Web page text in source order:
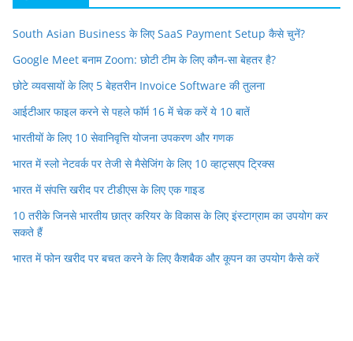
South Asian Business के लिए SaaS Payment Setup कैसे चुनें?
Google Meet बनाम Zoom: छोटी टीम के लिए कौन-सा बेहतर है?
छोटे व्यवसायों के लिए 5 बेहतरीन Invoice Software की तुलना
आईटीआर फाइल करने से पहले फॉर्म 16 में चेक करें ये 10 बातें
भारतीयों के लिए 10 सेवानिवृत्ति योजना उपकरण और गणक
भारत में स्लो नेटवर्क पर तेजी से मैसेजिंग के लिए 10 व्हाट्सएप ट्रिक्स
भारत में संपत्ति खरीद पर टीडीएस के लिए एक गाइड
10 तरीके जिनसे भारतीय छात्र करियर के विकास के लिए इंस्टाग्राम का उपयोग कर
सकते हैं
भारत में फोन खरीद पर बचत करने के लिए कैशबैक और कूपन का उपयोग कैसे करें